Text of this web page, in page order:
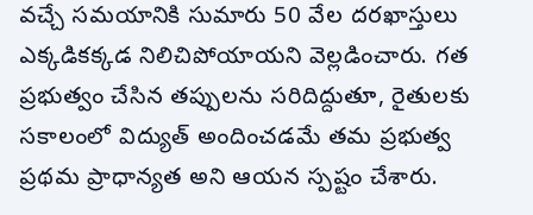
వచ్చే సమయానికి సుమారు 50 వేల దరఖాస్తులు
ఎక్కడికక్కడ నిలిచిపోయాయని వెల్లడించారు. గత
ప్రభుత్వం చేసిన తప్పులను సరిదిద్దుతూ, రైతులకు
సకాలంలో విద్యుత్ అందించడమే తమ ప్రభుత్వ
ప్రథమ ప్రాధాన్యత అని ఆయన స్పష్టం చేశారు.